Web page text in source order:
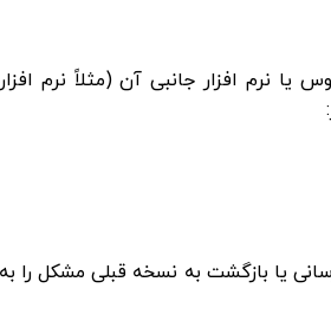
نرم ‌افزار جانبی آن (مثلاً نرم
یا بازگشت به نسخه قبلی مشکل را